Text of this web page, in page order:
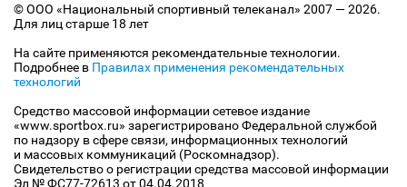
© ООО «Национальный спортивный телеканал» 2007 — 2026.
Для лиц старше 18 лет
На сайте применяются рекомендательные технологии.
Подробнее в Правилах применения рекомендательных
технологий
Средство массовой информации сетевое издание
«www.sportbox.ru» зарегистрировано Федеральной службой
по надзору в сфере связи, информационных технологий
и массовых коммуникаций (Роскомнадзор).
Свидетельство о регистрации средства массовой информации
Эл № ФС77-72613 от 04.04.2018